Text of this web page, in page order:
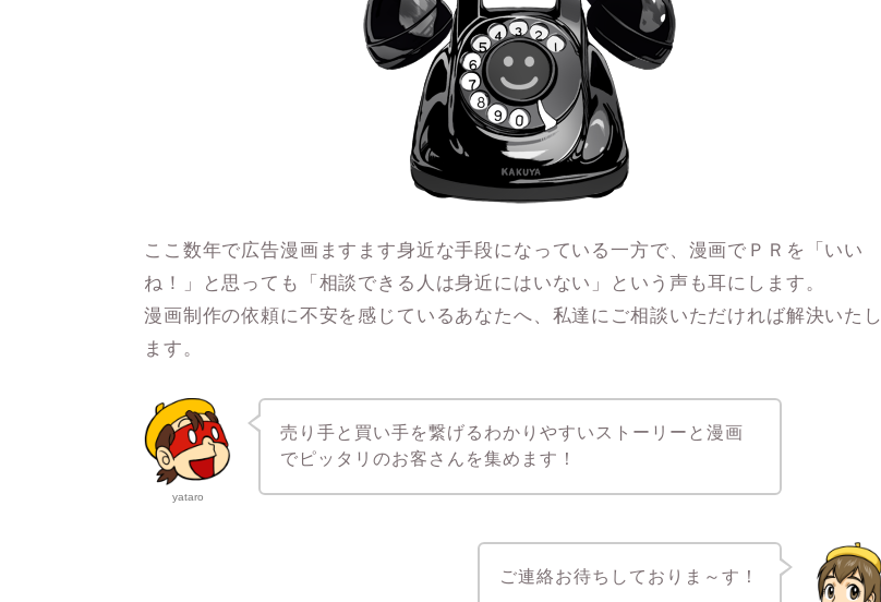
ここ数年で広告漫画ますます身近な手段になっている一方で、漫画でＰＲを「いい
ね！」と思っても「相談できる人は身近にはいない」という声も耳にします。
漫画制作の依頼に不安を感じているあなたへ、私達にご相談いただければ解決いたし
ます。
yataro
売り手と買い手を繋げるわかりやすいストーリーと漫画
でピッタリのお客さんを集めます！
ご連絡お待ちしておりま～す！